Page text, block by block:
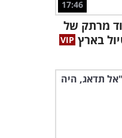
17:46
- תיעוד מרתק של
בארץ